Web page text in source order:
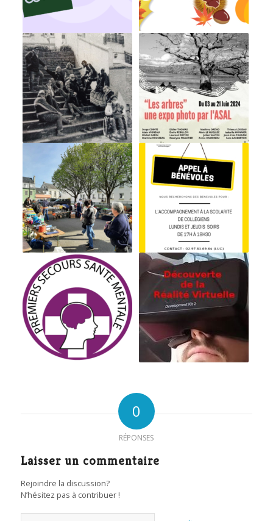
0
RÉPONSES
Laisser un commentaire
Rejoindre la discussion?
N’hésitez pas à contribuer !